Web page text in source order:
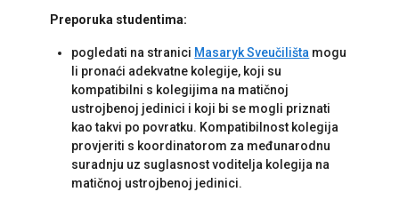
Preporuka studentima:
pogledati na stranici Masaryk Sveučilišta mogu
li pronaći adekvatne kolegije, koji su
kompatibilni s kolegijima na matičnoj
ustrojbenoj jedinici i koji bi se mogli priznati
kao takvi po povratku. Kompatibilnost kolegija
provjeriti s koordinatorom za međunarodnu
suradnju uz suglasnost voditelja kolegija na
matičnoj ustrojbenoj jedinici.